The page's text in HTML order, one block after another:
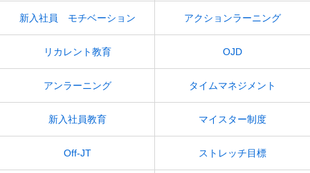
新入社員 モチベーション アクションラーニング
リカレント教育 OJD
アンラーニング タイムマネジメント
新入社員教育 マイスター制度
Off-JT ストレッチ目標